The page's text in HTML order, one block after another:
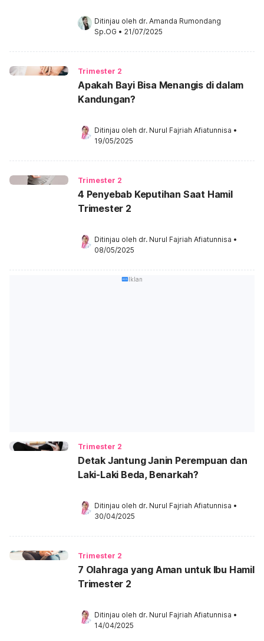
Ditinjau oleh dr. Amanda Rumondang
Sp.OG • 21/07/2025
Trimester 2
Apakah Bayi Bisa Menangis di dalam
Kandungan?
Ditinjau oleh dr. Nurul Fajriah Afiatunnisa •
19/05/2025
Trimester 2
4 Penyebab Keputihan Saat Hamil
Trimester 2
Ditinjau oleh dr. Nurul Fajriah Afiatunnisa •
08/05/2025
Iklan
Trimester 2
Detak Jantung Janin Perempuan dan
Laki-Laki Beda, Benarkah?
Ditinjau oleh dr. Nurul Fajriah Afiatunnisa •
30/04/2025
Trimester 2
7 Olahraga yang Aman untuk Ibu Hamil
Trimester 2
Ditinjau oleh dr. Nurul Fajriah Afiatunnisa •
14/04/2025